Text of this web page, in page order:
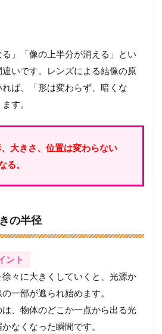
る」「像の上半分が消える」とい
いです。レンズによる結像の原
ば、「形は変わらず、暗くな
す。
大きさ、位置は変わらない
る。
の半径
ント
々に大きくしていくと、光源か
一部が遮られ始めます。
は、物体のどこか一点から出る光
なくなった瞬間です。